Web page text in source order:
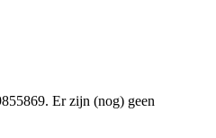
Er zijn (nog) geen